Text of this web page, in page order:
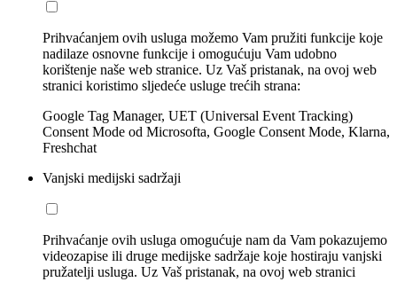
Prihvaćanjem ovih usluga možemo Vam pružiti funkcije koje
nadilaze osnovne funkcije i omogućuju Vam udobno
korištenje naše web stranice. Uz Vaš pristanak, na ovoj web
stranici koristimo sljedeće usluge trećih strana:
Google Tag Manager, UET (Universal Event Tracking)
Consent Mode od Microsofta, Google Consent Mode, Klarna,
Freshchat
Vanjski medijski sadržaji
Prihvaćanje ovih usluga omogućuje nam da Vam pokazujemo
videozapise ili druge medijske sadržaje koje hostiraju vanjski
pružatelji usluga. Uz Vaš pristanak, na ovoj web stranici